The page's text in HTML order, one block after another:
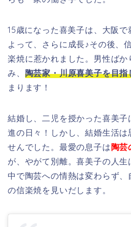
15歳になった喜美子は、大阪
よって、さらに成長♪その後、
楽焼に惹かれました。男性ば
み、 陶芸家・川原喜美子を目
まります！
結婚し、二児を授かった喜美子
進の日々！しかし、結婚生活は
せんでした。最愛の息子は 陶芸
が、やがて別離。喜美子の人
中で陶芸への情熱は変わらず、
の信楽焼を見いだします。